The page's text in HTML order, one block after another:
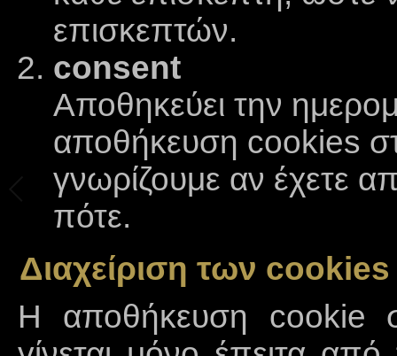
επισκεπτών.
consent
Αποθηκεύει την
αποθήκευση cookies
γνωρίζουμε αν έχετε
πότε.
Διαχείριση των cookies
Η αποθήκευση cookie